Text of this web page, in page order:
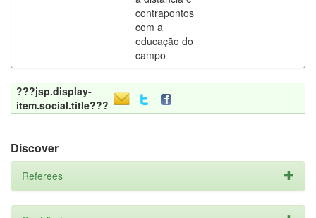
contrapontos
com a
educação do
campo
???jsp.display-
item.social.title???
Discover
Referees